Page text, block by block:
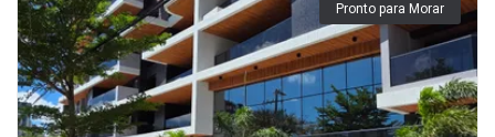
Pronto para Morar